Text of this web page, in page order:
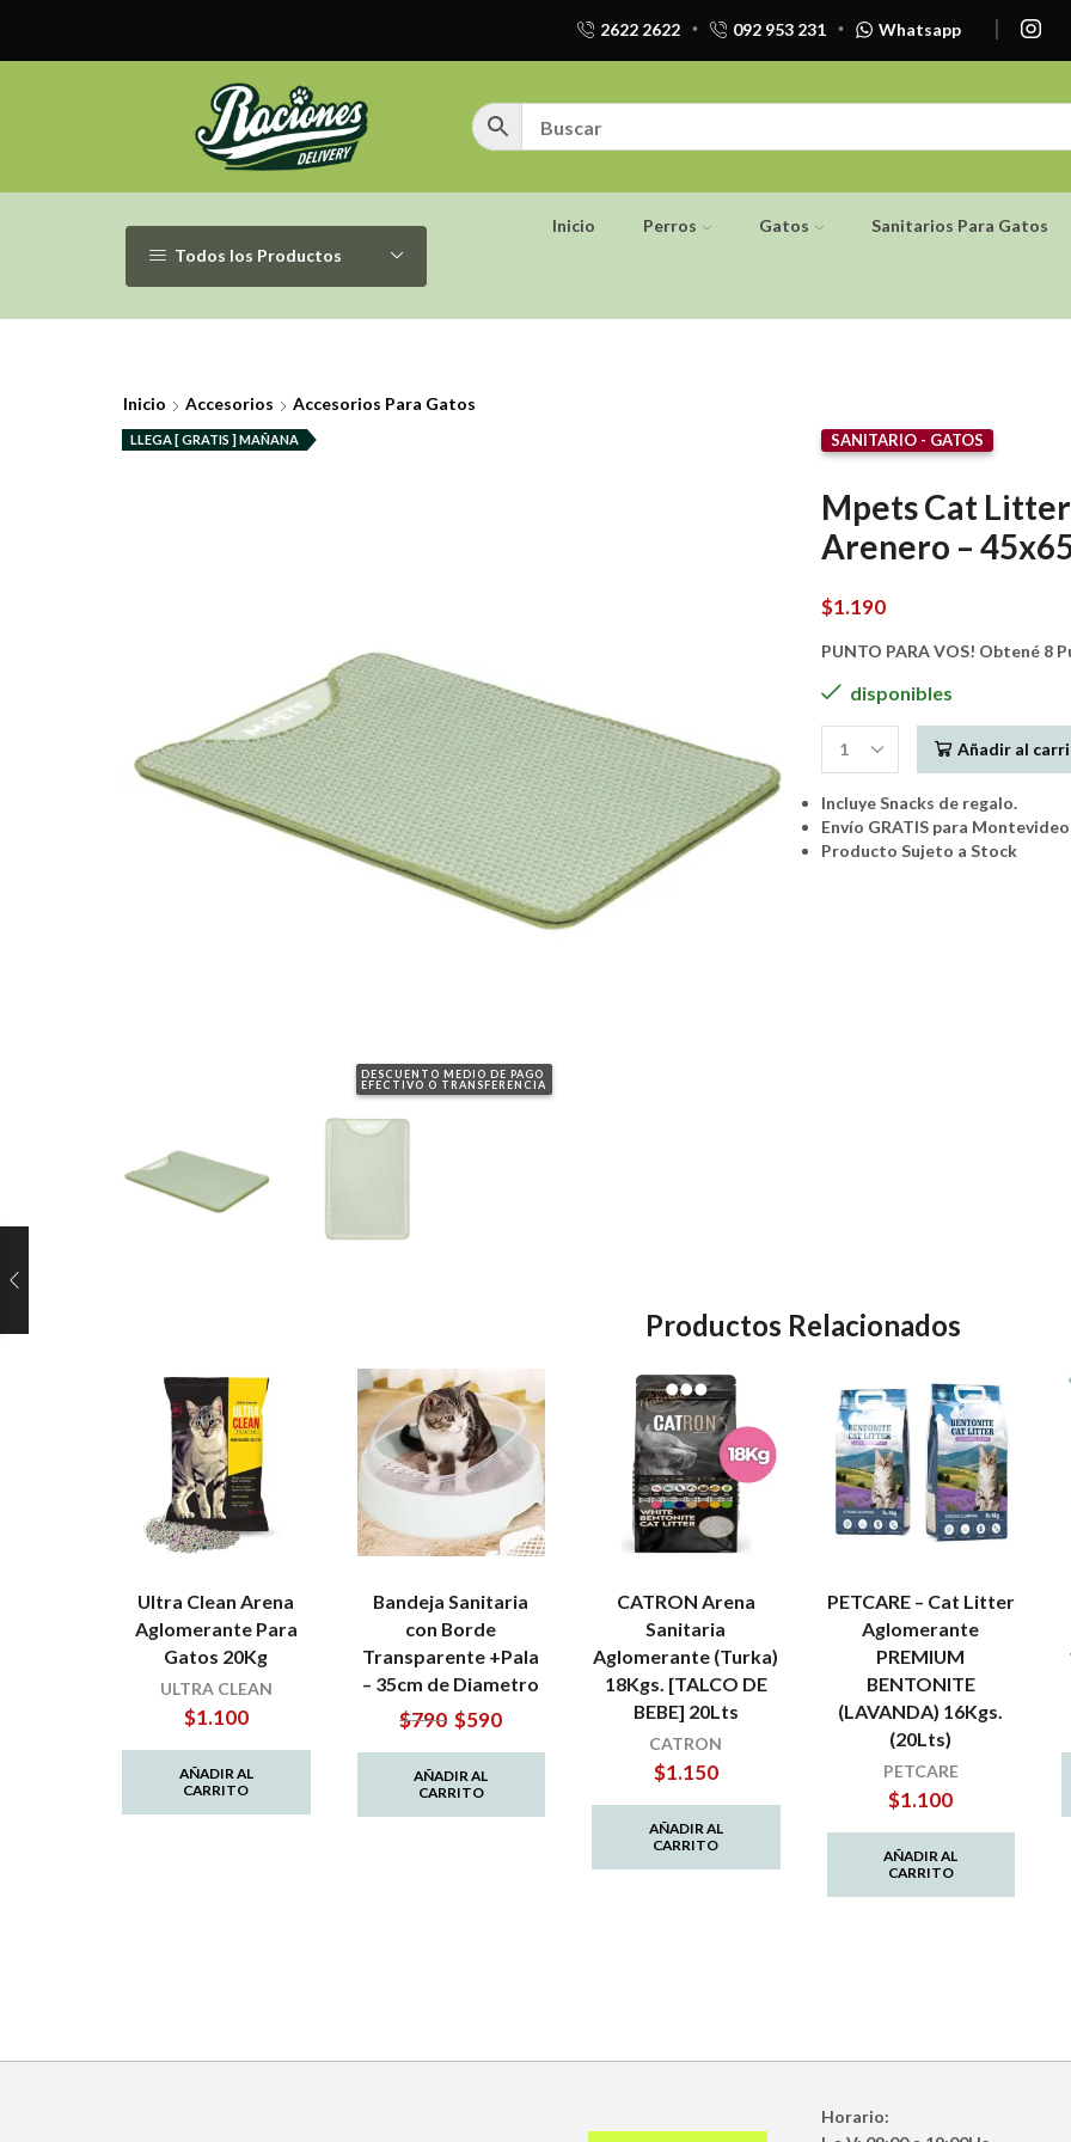
2622 2622 092 953 231 Whatsapp
Todos los Productos
Inicio Perros Gatos Sanitarios Para Gatos
Inicio Accesorios Accesorios Para Gatos
DESCUENTO MEDIO DE PAGO
EFECTIVO O TRANSFERENCIA
LLEGA [ GRATIS ] MAÑANA LLEGA [ GRATIS ] MAÑANA
SANITARIO - GATOS
Mpets Cat
Arenero –
$1.190
PUNTO PARA VOS! Obtené 8
disponibles
Mpets
Litter
Mat
-
Añadir al
Incluye Snacks de regalo.
Envío GRATIS para
Producto Sujeto a Stock
Productos Relacionados
Ultra Clean Arena
Aglomerante Para
Gatos 20Kg
ULTRA CLEAN
$1.100
AÑADIR AL
CARRITO
Bandeja Sanitaria
con Borde
Transparente +Pala
– 35cm de Diametro
$790 El
era:
$790.
$590El
$590.
AÑADIR AL
CARRITO
CATRON Arena
Sanitaria
Aglomerante (Turka)
18Kgs. [TALCO DE
BEBE] 20Lts
CATRON
$1.150
AÑADIR AL
CARRITO
PETCARE – Cat Litter
Aglomerante
PREMIUM
BENTONITE
(LAVANDA) 16Kgs.
(20Lts)
PETCARE
$1.100
AÑADIR AL
CARRITO
Horario: